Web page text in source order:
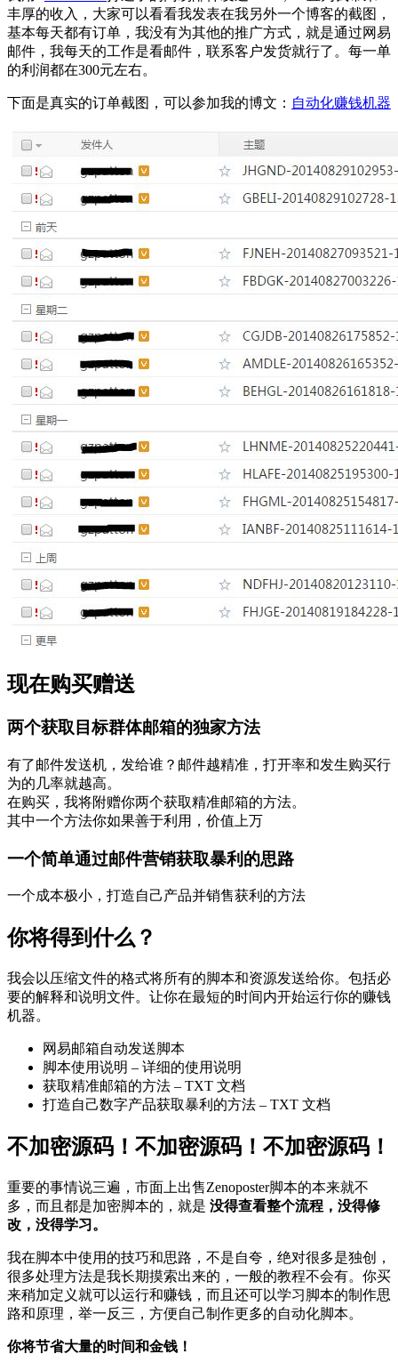
丰厚的收入，大家可以看看我发表在我另外一个博客的截图，
基本每天都有订单，我没有为其他的推广方式，就是通过网易
邮件，我每天的工作是看邮件，联系客户发货就行了。每一单
的利润都在300元左右。
下面是真实的订单截图，可以参加我的博文： 自动化赚钱机器
现在购买赠送
两个获取目标群体邮箱的独家方法
有了邮件发送机，发给谁？邮件越精准，打开率和发生购买行
为的几率就越高。
在购买，我将附赠你两个获取精准邮箱的方法。
其中一个方法你如果善于利用，价值上万
一个简单通过邮件营销获取暴利的思路
一个成本极小，打造自己产品并销售获利的方法
你将得到什么？
我会以压缩文件的格式将所有的脚本和资源发送给你。包括必
要的解释和说明文件。让你在最短的时间内开始运行你的赚钱
机器。
网易邮箱自动发送脚本
脚本使用说明 – 详细的使用说明
获取精准邮箱的方法 – TXT 文档
打造自己数字产品获取暴利的方法 – TXT 文档
不加密源码 ！ 不加密源码 ！ 不加密源码 ！
重要的事情说三遍，市面上出售Zenoposter脚本的本来就不
多，而且都是加密脚本的，就是 没得查看整个流程，没得修
改，没得学习。
我在脚本中使用的技巧和思路，不是自夸，绝对很多是独创，
很多处理方法是我长期摸索出来的，一般的教程不会有。你买
来稍加定义就可以运行和赚钱，而且还可以学习脚本的制作思
路和原理，举一反三，方便自己制作更多的自动化脚本。
你将节省大量的时间和金钱！